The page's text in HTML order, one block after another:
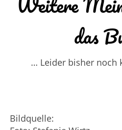
das
… Leider bisher noch
Bildquelle: